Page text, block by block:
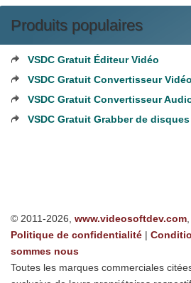
Produits populaires
VSDC Gratuit Éditeur Vidéo
VSDC Gratuit Convertisseur Vidéo
VSDC Gratuit Convertisseur
VSDC Gratuit Grabber de
© 2011-2026, www.videosoftdev.com
Politique de confidentialité |
sommes nous
Toutes les marques commerciales